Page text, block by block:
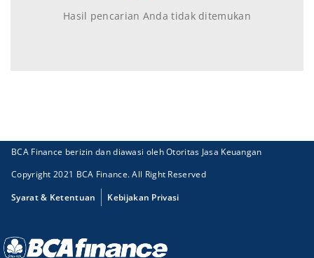
Hasil pencarian Anda tidak ditemukan
BCA Finance berizin dan diawasi oleh Otoritas Jasa Keuangan
Copyright 2021 BCA Finance. All Right Reserved
Syarat & Ketentuan
Kebijakan Privasi